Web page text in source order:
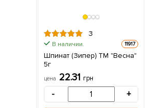
3
В наличии. 11917
Шпинат (Зипер) ТМ "Весна"
5г
цена 22.31 грн
- +